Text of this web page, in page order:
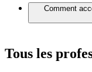
Dr. Cyrielle
Dr.
Dr. Nora
Dr.
Comment
arrêts suivants :
Bus
Tous les